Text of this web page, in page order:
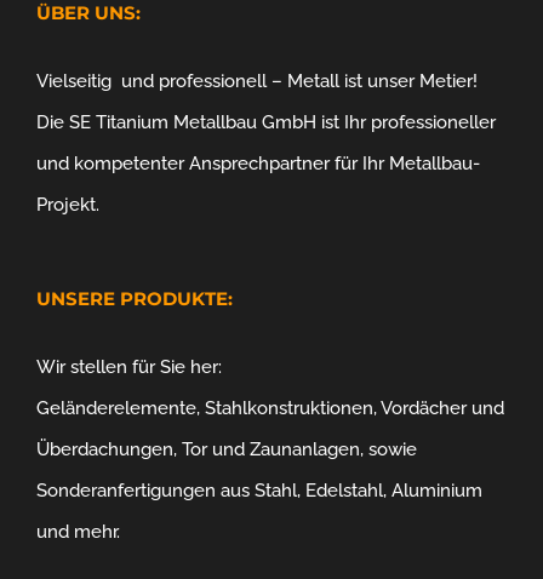
ÜBER UNS:
Vielseitig und professionell – Metall ist unser Metier!
Die SE Titanium Metallbau GmbH ist Ihr professioneller
und kompetenter Ansprechpartner für Ihr Metallbau-
Projekt.
UNSERE PRODUKTE:
Wir stellen für Sie her:
Geländerelemente, Stahlkonstruktionen, Vordächer und
Überdachungen, Tor und Zaunanlagen, sowie
Sonderanfertigungen aus Stahl, Edelstahl, Aluminium
und mehr.